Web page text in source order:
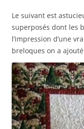
Le suivant est
superposés dont les
l’impression d’une
breloques on a